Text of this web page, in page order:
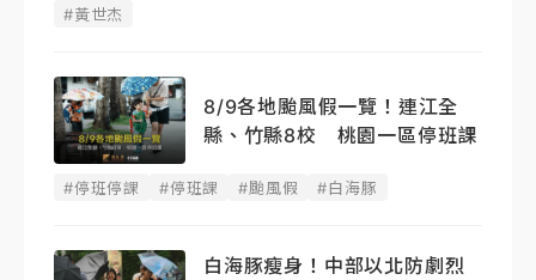
#黃世杰
8/9各地颱風假一覽！連江全
縣、竹縣8校 桃園一區停班課
#停班停課 #停班課 #颱風假 #白海豚
白海豚瘦身！中部以北防劇烈